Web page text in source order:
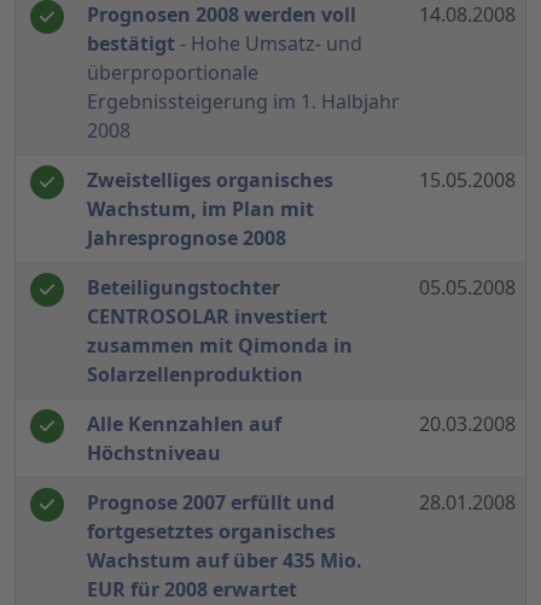
Prognosen 2008 werden voll
bestätigt - Hohe Umsatz- und
überproportionale
Ergebnissteigerung im 1. Halbjahr
2008
14.08.2008
Zweistelliges organisches
Wachstum, im Plan mit
Jahresprognose 2008
15.05.2008
Beteiligungstochter
CENTROSOLAR investiert
zusammen mit Qimonda in
Solarzellenproduktion
05.05.2008
Alle Kennzahlen auf
Höchstniveau
20.03.2008
Prognose 2007 erfüllt und
fortgesetztes organisches
Wachstum auf über 435 Mio.
EUR für 2008 erwartet
28.01.2008